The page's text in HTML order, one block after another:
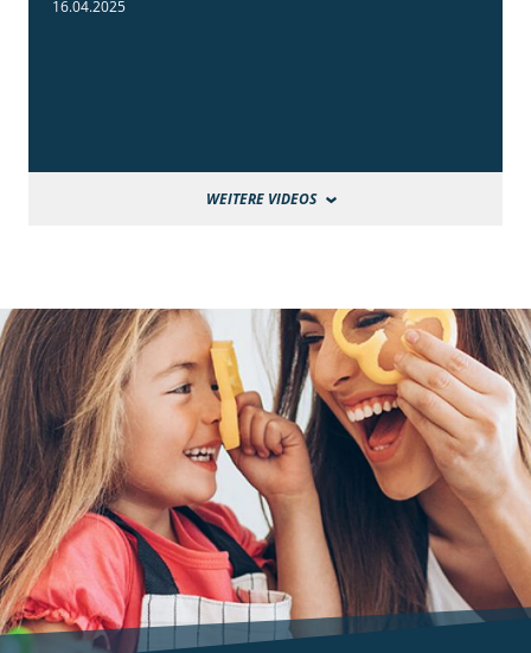
16.04.2025
WEITERE VIDEOS